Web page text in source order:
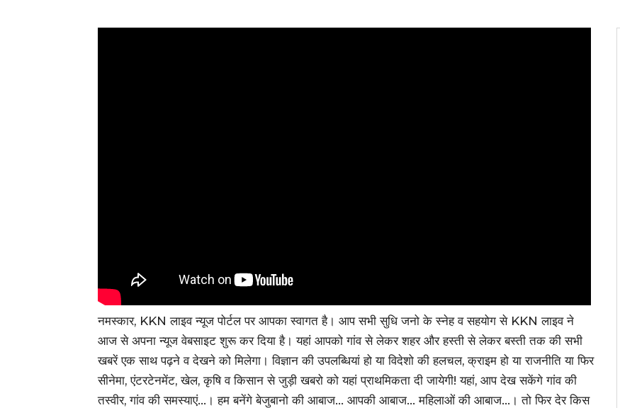
नमस्कार, KKN लाइव न्यूज पोर्टल पर आपका स्वागत है। आप सभी सुधि जनो के स्नेह व सहयोग से KKN लाइव ने
आज से अपना न्यूज वेबसाइट शुरू कर दिया है। यहां आपको गांव से लेकर शहर और हस्ती से लेकर बस्ती तक की सभी
खबरें एक साथ पढ़ने व देखने को मिलेगा। विज्ञान की उपलब्धियां हो या विदेशो की हलचल, क्राइम हो या राजनीति या फिर
सीनेमा, एंटरटेनमेंट, खेल, कृषि व किसान से जुड़ी खबरो को यहां प्राथमिकता दी जायेगी! यहां, आप देख सकेंगे गांव की
तस्वीर, गांव की समस्याएं…। हम बनेंगे बेजुबानो की आबाज… आपकी आबाज… महिलाओं की आबाज…। तो फिर देर किस